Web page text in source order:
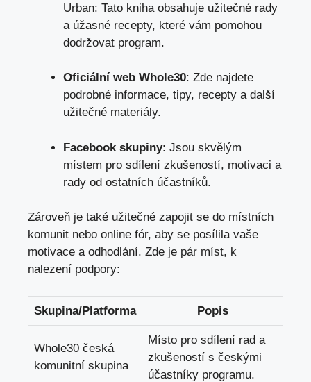
Urban: Tato kniha obsahuje užitečné rady
a úžasné recepty, které vám pomohou
dodržovat program.
Oficiální web Whole30: Zde najdete
podrobné informace, tipy, recepty a další
užitečné materiály.
Facebook skupiny: Jsou skvělým
místem pro sdílení zkušeností, motivaci a
rady od ostatních účastníků.
Zároveň je také užitečné zapojit se do místních
komunit nebo online fór, aby se posílila vaše
motivace a odhodlání. Zde je pár míst, k
nalezení podpory:
Skupina/Platforma Popis
Whole30 česká
komunitní skupina
Místo pro sdílení rad a
zkušeností s českými
účastníky programu.